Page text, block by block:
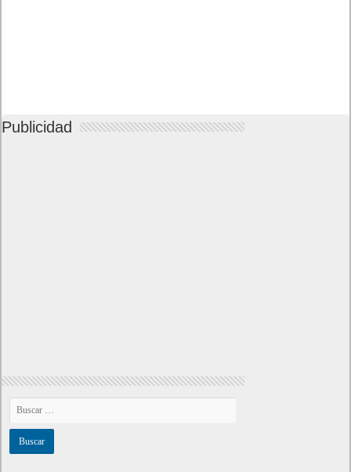
Publicidad